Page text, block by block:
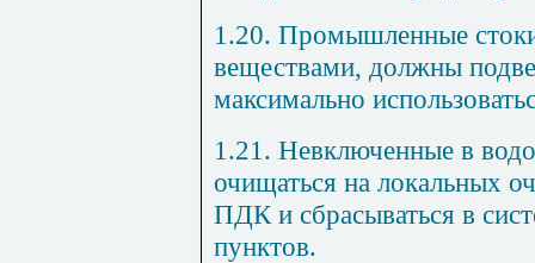
1.20. Промышленные
веществами, должны
максимально
1.21. Невключенные в
очищаться на локальных
ПДК и сбрасываться в
пунктов.